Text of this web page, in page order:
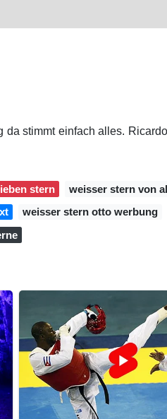
da stimmt einfach alles.
stern
weisser stern von
weisser stern otto werbung